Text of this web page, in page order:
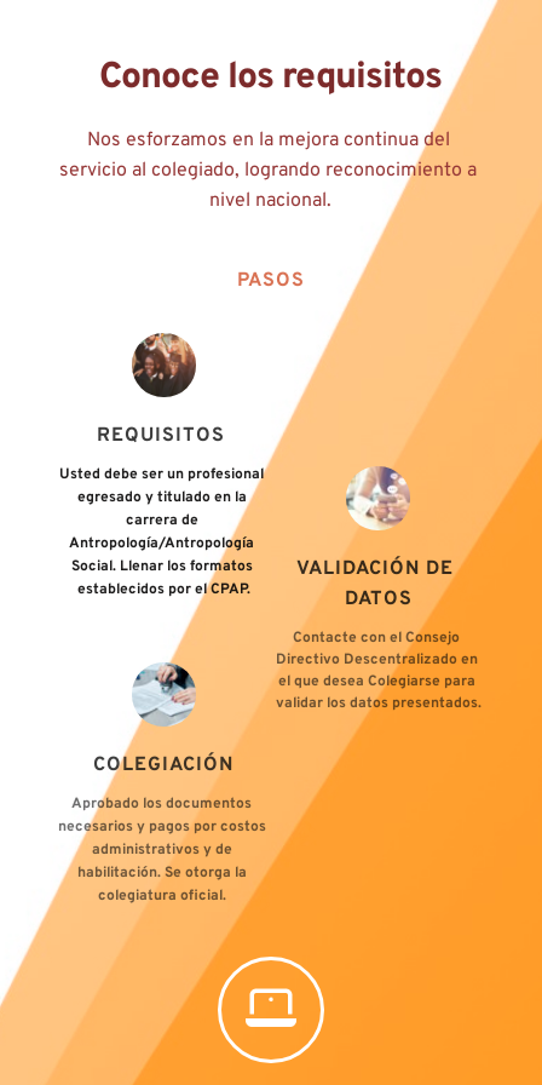
Conoce los requisitos
Nos esforzamos en la mejora continua del
servicio al colegiado, logrando reconocimiento a
nivel nacional.
PASOS
REQUISITOS
Usted debe ser un profesional
egresado y titulado en la
carrera de
Antropología/Antropología
Social. Llenar los formatos
establecidos por el CPAP.
VALIDACIÓN DE
DATOS
Contacte con el Consejo
Directivo Descentralizado en
el que desea Colegiarse para
validar los datos presentados.
COLEGIACIÓN
Aprobado los documentos
necesarios y pagos por costos
administrativos y de
habilitación. Se otorga la
colegiatura oficial.